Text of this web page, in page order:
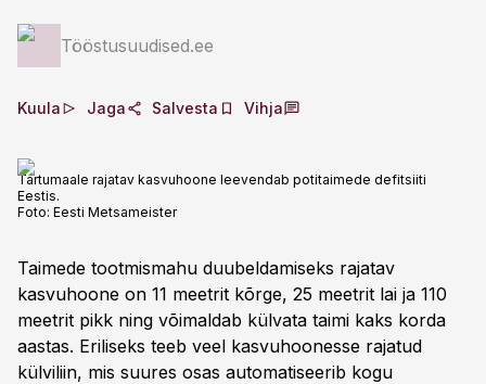
Tööstusuudised.ee
Kuula Jaga Salvesta Vihja
Tartumaale rajatav kasvuhoone leevendab potitaimede defitsiiti
Eestis.
Foto: Eesti Metsameister
Taimede tootmismahu duubeldamiseks rajatav
kasvuhoone on 11 meetrit kõrge, 25 meetrit lai ja 110
meetrit pikk ning võimaldab külvata taimi kaks korda
aastas. Eriliseks teeb veel kasvuhoonesse rajatud
külviliin, mis suures osas automatiseerib kogu